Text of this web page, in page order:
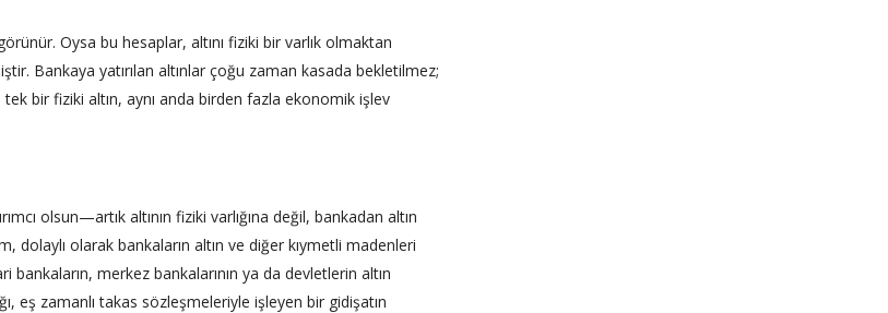
Oysa bu hesaplar, altını fiziki bir varlık olmaktan
Bankaya yatırılan altınlar çoğu zaman kasada bekletilmez;
bir fiziki altın, aynı anda birden fazla ekonomik işlev
olsun—artık altının fiziki varlığına değil, bankadan altın
dolaylı olarak bankaların altın ve diğer kıymetli madenleri
merkez bankalarının ya da devletlerin altın
eş zamanlı takas sözleşmeleriyle işleyen bir gidişatın